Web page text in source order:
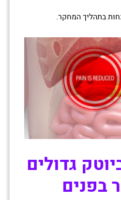
בתהליך המחקר.
גדולים
בפנים